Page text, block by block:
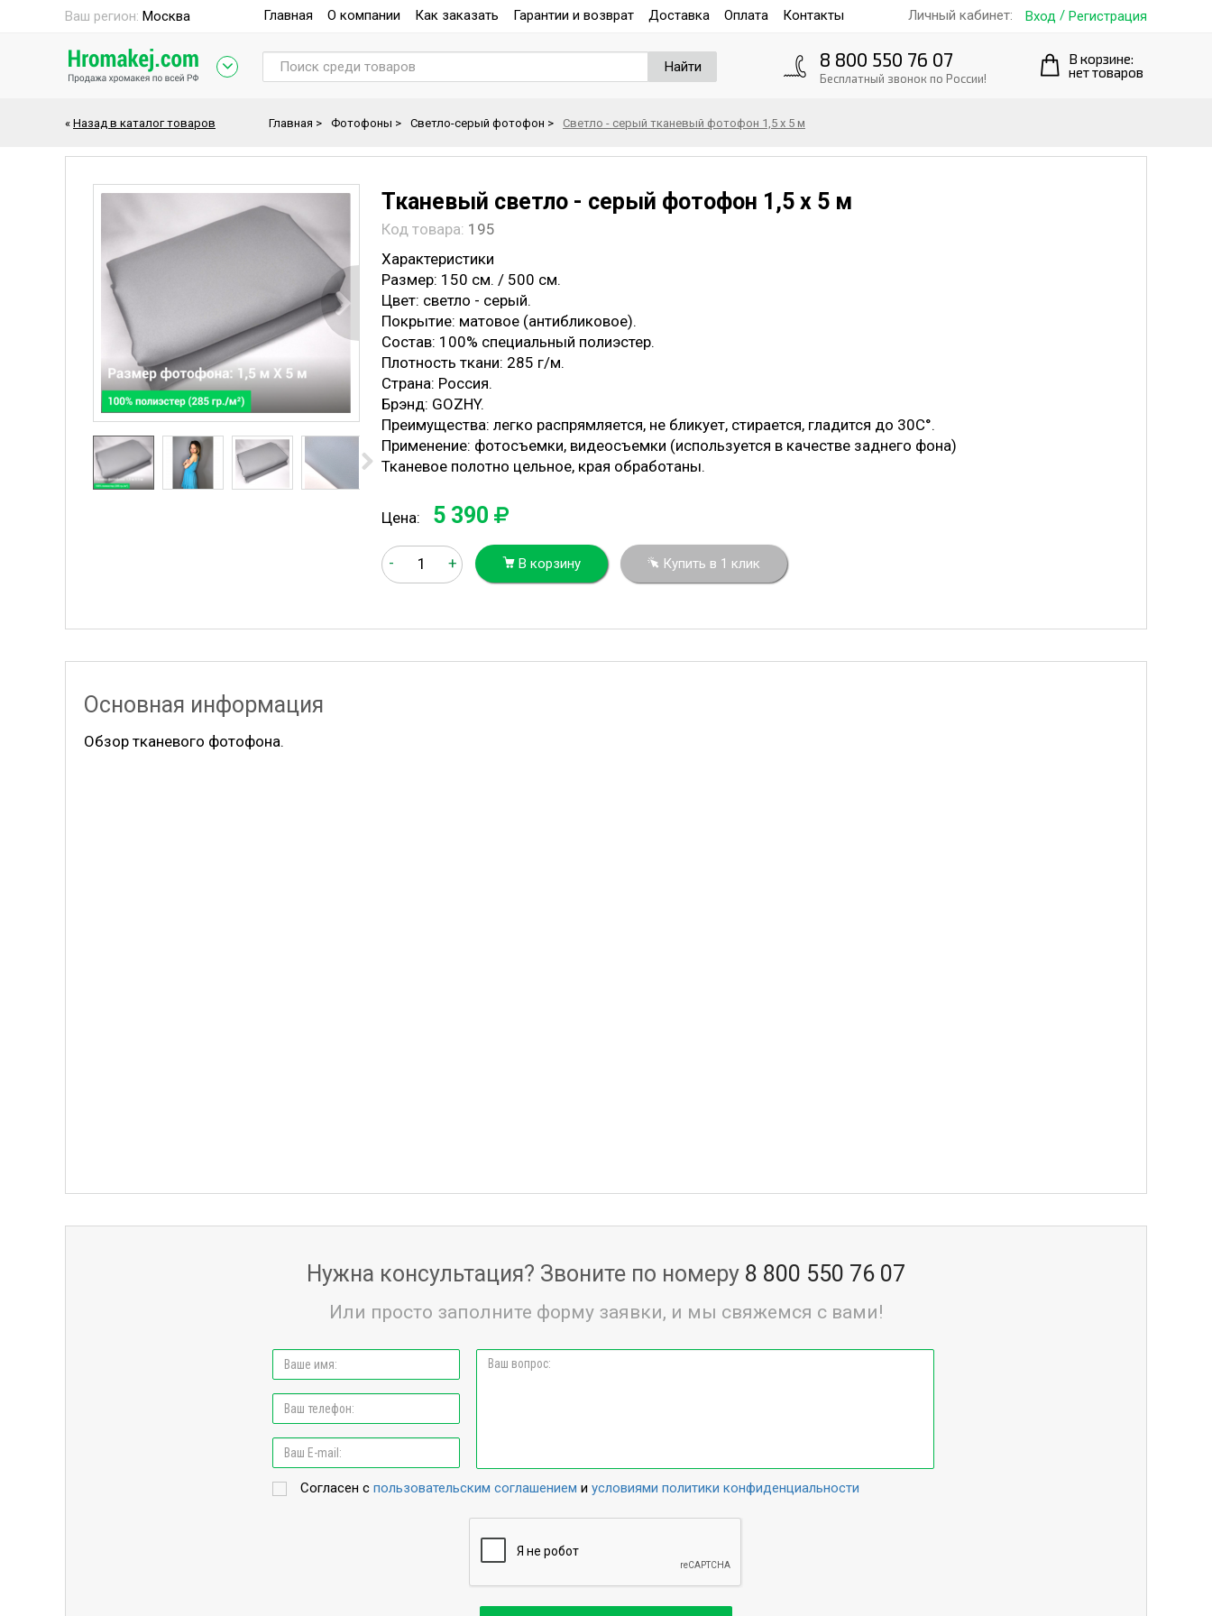
Ваш регион: Москва Главная О компании Как заказать Гарантии и возврат Доставка Оплата Контакты Личный кабинет: Вход / Регистрация
Найти 8 800 550 76 07
Бесплатный звонок по России!
В корзине:
нет товаров
« Назад в каталог товаров Главная > Фотофоны > Светло-серый фотофон > Светло - серый тканевый фотофон 1,5 х 5 м
Тканевый светло - серый фотофон 1,5 х 5 м
Код товара: 195
Характеристики
Размер: 150 см. / 500 см.
Цвет: светло - серый.
Покрытие: матовое (антибликовое).
Состав: 100% специальный полиэстер.
Плотность ткани: 285 г/м.
Страна: Россия.
Брэнд: GOZHY.
Преимущества: легко распрямляется, не бликует, стирается, гладится до 30С°.
Применение: фотосъемки, видеосъемки (используется в качестве заднего фона)
Тканевое полотно цельное, края обработаны.
Цена: 5 390
- + В корзину Купить в 1 клик
Основная информация
Обзор тканевого фотофона.
Нужна консультация? Звоните по номеру 8 800 550 76 07
Или просто заполните форму заявки, и мы свяжемся с вами!
Согласен с пользовательским соглашением и условиями политики конфиденциальности